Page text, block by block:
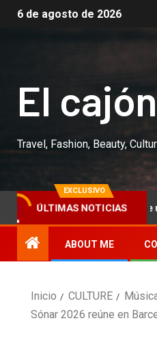
6 de agosto de 2026
El
Travel, Fashion, Beauty,
EXCLUSIVO
ÚLTIMAS NOTICIAS
De un baile en
ABOUT ME
Inicio CULTURE
Sónar 2026 reúne en